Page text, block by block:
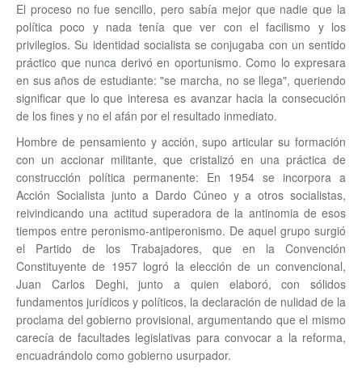
El proceso no fue sencillo, pero sabía mejor que nadie que la
política poco y nada tenía que ver con el facilismo y los
privilegios. Su identidad socialista se conjugaba con un sentido
práctico que nunca derivó en oportunismo. Como lo expresara
en sus años de estudiante: "se marcha, no se llega", queriendo
significar que lo que interesa es avanzar hacia la consecución
de los fines y no el afán por el resultado inmediato.
Hombre de pensamiento y acción, supo articular su formación
con un accionar militante, que cristalizó en una práctica de
construcción política permanente: En 1954 se incorpora a
Acción Socialista junto a Dardo Cúneo y a otros socialistas,
reivindicando una actitud superadora de la antinomia de esos
tiempos entre peronismo-antiperonismo. De aquel grupo surgió
el Partido de los Trabajadores, que en la Convención
Constituyente de 1957 logró la elección de un convencional,
Juan Carlos Deghi, junto a quien elaboró, con sólidos
fundamentos jurídicos y políticos, la declaración de nulidad de la
proclama del gobierno provisional, argumentando que el mismo
carecía de facultades legislativas para convocar a la reforma,
encuadrándolo como gobierno usurpador.